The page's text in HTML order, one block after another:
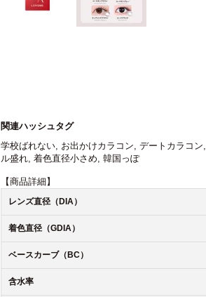
関連ハッシュタグ
学校ばれない, お出かけカラコン, デートカラコン,
ル盛れ, 着色直径小さめ, 韓国っぽ
【商品詳細】
レンズ直径（DIA）
着色直径（GDIA）
ベースカーブ（BC）
含水率